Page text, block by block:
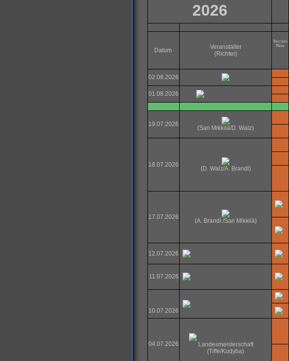
2026
Datum
Veranstalter
(Richter)
Parcours
Pläne
02.08.2026
01.08.2026
19.07.2026
(Sari Mikkilä/D. Walz)
18.07.2026
(D. Walz/A. Brandl)
17.07.2026
(A. Brandl./Sari Mikkilä)
12.07.2026
11.07.2026
10.07.2026
04.07.2026
Landesmeisterschaft
(Tiffe/Kudyba)